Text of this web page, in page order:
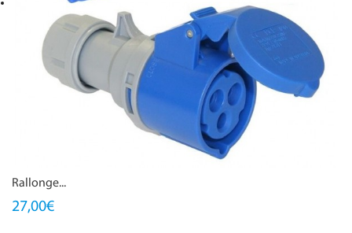
Rallonge...
27,00€